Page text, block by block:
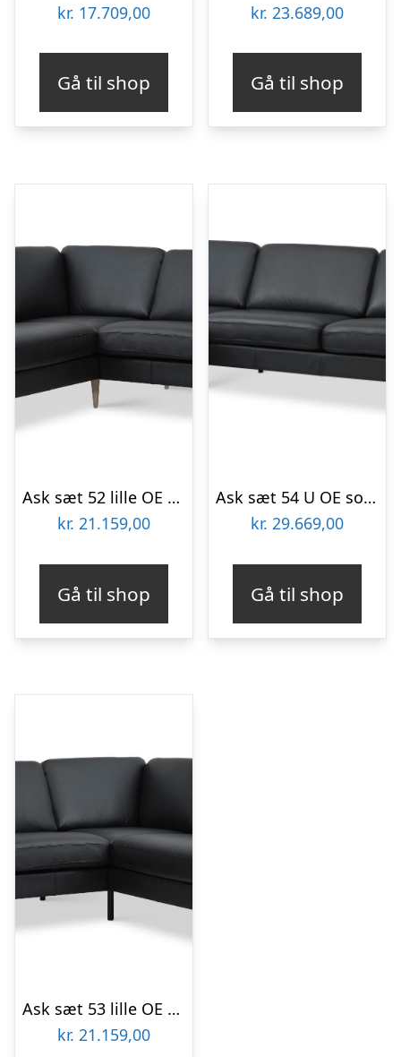
kr. 17.709,00
Gå til shop
kr. 23.689,00
Gå til shop
Ask sæt 52 lille OE sofa, m. venstre chaiselong – sort semianilin læder og natur træ
kr. 21.159,00
Gå til shop
Ask sæt 54 U OE sofa, m. venstre chaiselong – sort semianilin læder og sort metal
kr. 29.669,00
Gå til shop
Ask sæt 53 lille OE sofa, m. højre chaiselong – sort semianilin læder og sort metal
kr. 21.159,00